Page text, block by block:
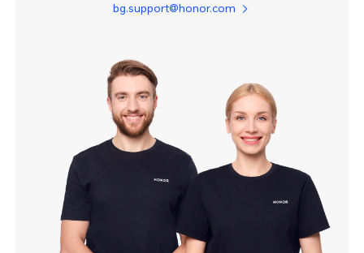
bg.support@honor.com